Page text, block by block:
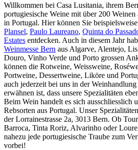
Willkommen bei Casa Lusitania, ihrem
portugiesische Weine mit über 200 Weinen
in Portugal. Hier können Sie
Plansel, Paulo Laureano, Quinta do
Estates entdecken. Auch in diesem Jahr
Weinmesse Bern aus Algarve, Alentejo,
Douro, Vinho Verde und Porto grossen
können die Rotweine, Weissweine,
Portweine, Dessertweine, Liköre und
auch jederzeit bei uns in der
erwähnen ist, dass unsere Spezialitäten
Beim Wein handelt es sich ausschliesslich
Rebsorten aus Portugal. Unser
der Lorrainestrasse 2a, 3013 Bern. Ob
Barroca, Tinta Roriz, Alvarinho oder
nahezu jede portugiesische Traube zum
vorbei!